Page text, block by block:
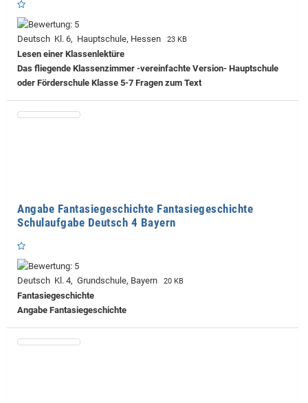
Deutsch Kl. 6, Hauptschule, Hessen 23 KB
Lesen einer Klassenlektüre
Das fliegende Klassenzimmer -vereinfachte Version- Hauptschule
oder Förderschule Klasse 5-7 Fragen zum Text
Angabe Fantasiegeschichte Fantasiegeschichte
Schulaufgabe Deutsch 4 Bayern
Deutsch Kl. 4, Grundschule, Bayern 20 KB
Fantasiegeschichte
Angabe Fantasiegeschichte